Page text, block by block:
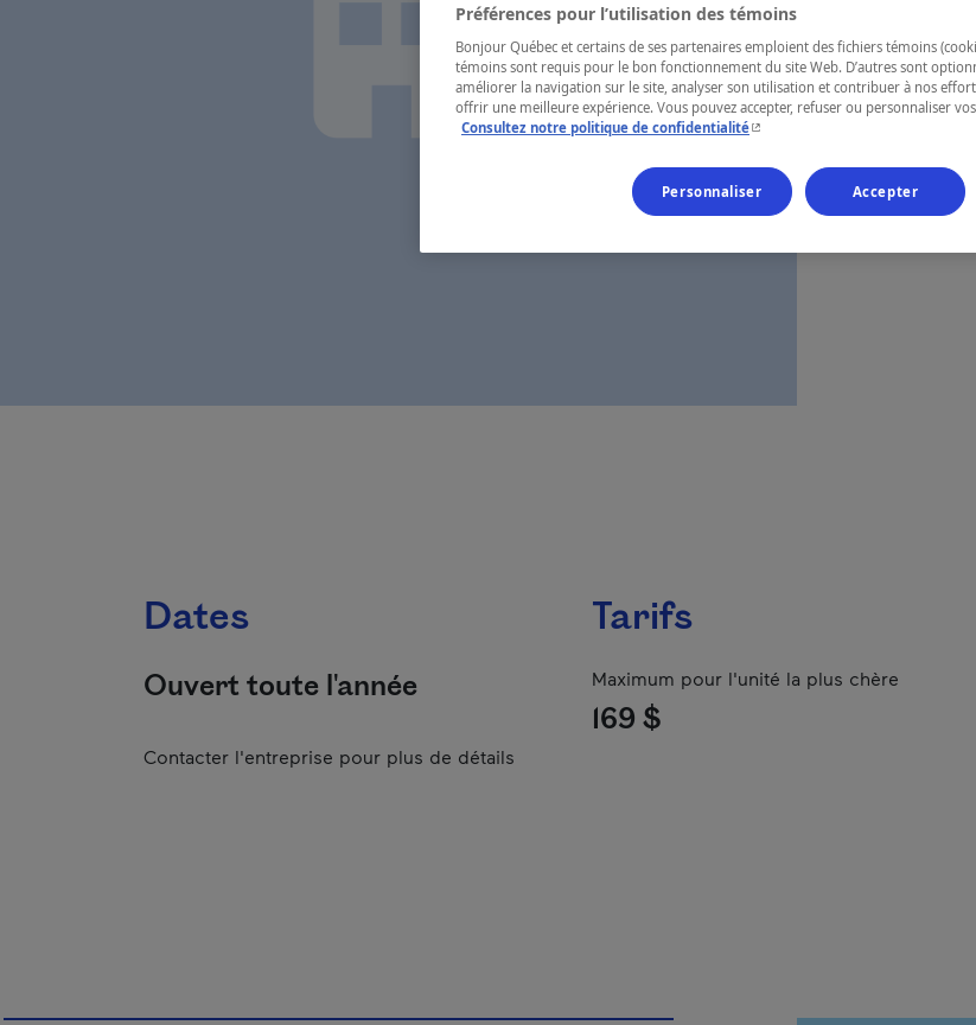
Dates
Ouvert toute l'année
Contacter l'entreprise pour plus de détails
Tarifs
Maximum pour l'unité la plus chère
169 $
Préférences pour l’utilisation des témoins
Bonjour Québec et certains de ses partenaires emploient des fichiers témoins
témoins sont requis pour le bon fonctionnement du site Web. D’autres sont
améliorer la navigation sur le site, analyser son utilisation et contribuer à nos
offrir une meilleure expérience. Vous pouvez accepter, refuser ou personnaliser
Consultez notre politique de confidentialité- Cet hyperlien s'ouvrira dans une
Personnaliser Accepter